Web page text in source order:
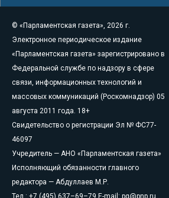
© «Парламентская газета», 2026 г.
Электронное периодическое издание
«Парламентская газета» зарегистрировано в
Федеральной службе по надзору в сфере
связи, информационных технологий и
массовых коммуникаций (Роскомнадзор) 05
августа 2011 года. 18+
Свидетельство о регистрации Эл № ФС77-
46097
Учредитель — АНО «Парламентская газета»
Исполняющий обязанности главного
редактора — Абдуллаев М.Р.
Тел.: +7 (495) 637–69–79 E-mail: pg@pnp.ru